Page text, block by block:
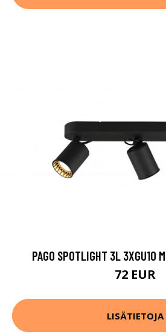
PAGO SPOTLIGHT 3L 3XGU10
72 EUR
LISÄTIETOJA